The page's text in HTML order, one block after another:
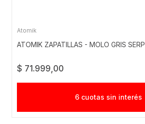
Atomik
ATOMIK ZAPATILLAS - MOLO GRIS SERP
$ 71.999,00
6 cuotas sin interés